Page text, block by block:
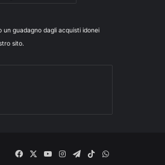
guadagno dagli acquisti idonei
sito.
Facebook
X
YouInstagram
Telegram
TikTokWhatsApp